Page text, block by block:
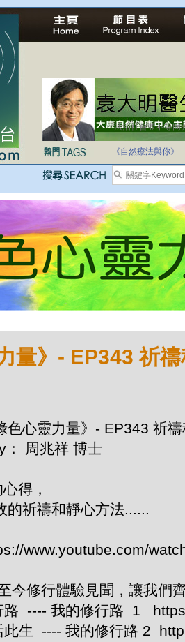
自家教育合法化-
《自然療法與你》
量》- EP343 祈
色心靈力量》- EP343 祈
： 周兆祥 博士
得，
的祈禱和靜心方法......
www.youtube.com/
今修行體驗見聞，讓我們
路 ---- 我的修行路 1
此生 ---- 我的修行路 2